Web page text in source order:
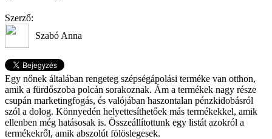
Szerző:
Szabó Anna
Egy nőnek általában rengeteg szépségápolási terméke van otthon,
amik a fürdőszoba polcán sorakoznak. Ám a termékek nagy része
csupán marketingfogás, és valójában haszontalan pénzkidobásról
szól a dolog. Könnyedén helyettesíthetőek más termékekkel, amik
ellenben még hatásosak is. Összeállítottunk egy listát azokról a
termékekről, amik abszolút fölöslegesek.